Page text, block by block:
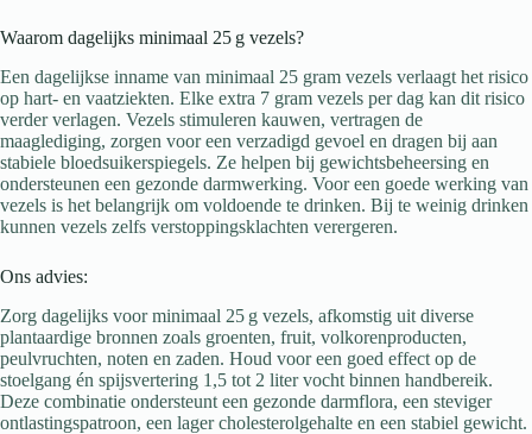
Waarom dagelijks minimaal 25 g vezels?
Een dagelijkse inname van minimaal 25 gram vezels verlaagt het risico
op hart- en vaatziekten. Elke extra 7 gram vezels per dag kan dit risico
verder verlagen. Vezels stimuleren kauwen, vertragen de
maaglediging, zorgen voor een verzadigd gevoel en dragen bij aan
stabiele bloedsuikerspiegels. Ze helpen bij gewichtsbeheersing en
ondersteunen een gezonde darmwerking. Voor een goede werking van
vezels is het belangrijk om voldoende te drinken. Bij te weinig drinken
kunnen vezels zelfs verstoppingsklachten verergeren.
Ons advies:
Zorg dagelijks voor minimaal 25 g vezels, afkomstig uit diverse
plantaardige bronnen zoals groenten, fruit, volkorenproducten,
peulvruchten, noten en zaden. Houd voor een goed effect op de
stoelgang én spijsvertering 1,5 tot 2 liter vocht binnen handbereik.
Deze combinatie ondersteunt een gezonde darmflora, een steviger
ontlastingspatroon, een lager cholesterolgehalte en een stabiel gewicht.